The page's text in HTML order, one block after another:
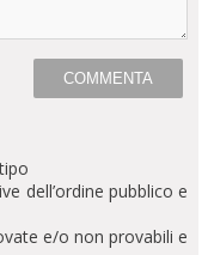
dell’ordine pubblico e
e/o non provabili e